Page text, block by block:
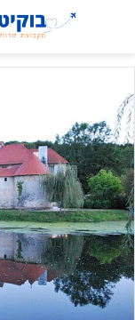
חפשו עבור